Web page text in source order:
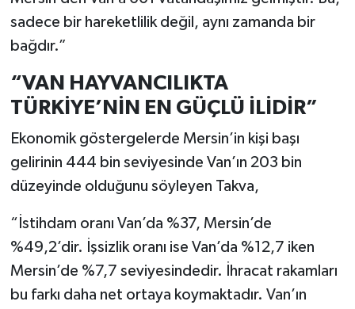
sadece bir hareketlilik değil, aynı zamanda bir
bağdır.”
“VAN HAYVANCILIKTA
TÜRKİYE’NİN EN GÜÇLÜ İLİDİR”
Ekonomik göstergelerde Mersin’in kişi başı
gelirinin 444 bin seviyesinde Van’ın 203 bin
düzeyinde olduğunu söyleyen Takva,
“İstihdam oranı Van’da %37, Mersin’de
%49,2’dir. İşsizlik oranı ise Van’da %12,7 iken
Mersin’de %7,7 seviyesindedir. İhracat rakamları
bu farkı daha net ortaya koymaktadır. Van’ın